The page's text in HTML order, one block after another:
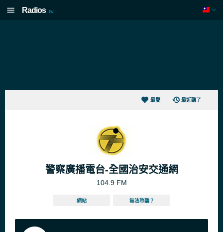
Radios .tw
最愛 最近聽了
警察廣播電台-全國治安交通網
104.9 FM
網站 無法聆聽？